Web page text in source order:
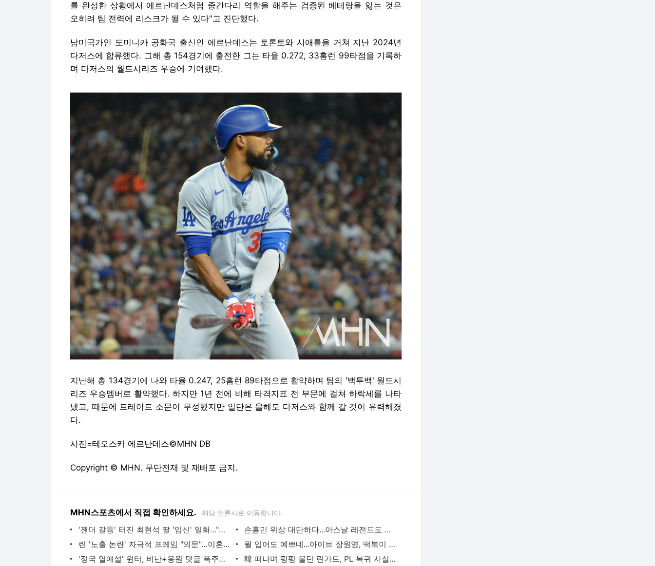
를 완성한 상황에서 에르난데스처럼 중간다리 역할을 해주는 검증된 베테랑을 잃는 것은
오히려 팀 전력에 리스크가 될 수 있다"고 진단했다.
남미국가인 도미니카 공화국 출신인 에르난데스는 토론토와 시애틀을 거쳐 지난 2024년
다저스에 합류했다. 그해 총 154경기에 출전한 그는 타율 0.272, 33홈런 99타점을 기록하
며 다저스의 월드시리즈 우승에 기여했다.
지난해 총 134경기에 나와 타율 0.247, 25홈런 89타점으로 활약하며 팀의 '백투백' 월드시
리즈 우승멤버로 활약했다. 하지만 1년 전에 비해 타격지표 전 부문에 걸쳐 하락세를 나타
냈고, 때문에 트레이드 소문이 무성했지만 일단은 올해도 다저스와 함께 갈 것이 유력해졌
다.
사진=테오스카 에르난데스©MHN DB
Copyright © MHN. 무단전재 및 재배포 금지.
MHN스포츠에서 직접 확인하세요. 해당 언론사로 이동합니다.
'젠더 갈등' 터진 최현석 딸 '임신' 일화…"왜 긁혀"vs"일상 공유" [MHN이슈] - MHN / 엠에이치앤
손흥민 위상 대단하다...아스날 레전드도 극찬 "쏘니는 토트넘, 한국 싫어해도 좋아할 수밖에 없
린 '노출 논란' 자극적 프레임 "의문"…이혼 후 '이슈 소비' 중심에 [MHN이슈] - MHN / 엠에이치앤
뭘 입어도 예쁘네...아이브 장원영, 떡볶이 코트 '큐티'→호피 스타킹 '섹시' - MHN / 엠에이치앤
'정국 열애설' 윈터, 비난+응원 댓글 폭주에도...SNS 폭풍 업데이트 - MHN / 엠에이치앤
韓 떠나며 펑펑 울던 린가드, PL 복귀 사실상 무산...웨스트햄, 린가드 영입전 철수 "누누 감독이